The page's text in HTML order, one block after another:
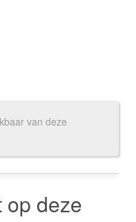
van deze
op deze